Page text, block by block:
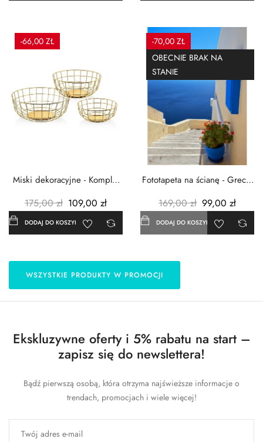
-66,00 ZŁ
Miski dekoracyjne - Komplet
175,00 zł 109,00 zł
DODAJ DO KOSZYKA
-70,00 ZŁ
OBECNIE BRAK NA
STANIE
Fototapeta na ścianę - Grecja
169,00 zł 99,00 zł
DODAJ DO KOSZYKA
WSZYSTKIE PRODUKTY W PROMOCJI
Ekskluzywne oferty i 5% rabatu na start –
zapisz się do newslettera!
Bądź pierwszą osobą, która otrzyma najświeższe informacje o
trendach, promocjach i wiele więcej!